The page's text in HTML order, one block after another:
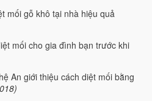
mối gỗ khô tại nhà hiệu quả
mối cho gia đình bạn trước khi
An giới thiệu cách diệt mối bằng